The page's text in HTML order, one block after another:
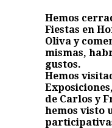
Hemos
Fiestas en
Oliva y
mismas,
gustos.
Hemos
de Carlos y
hemos visto